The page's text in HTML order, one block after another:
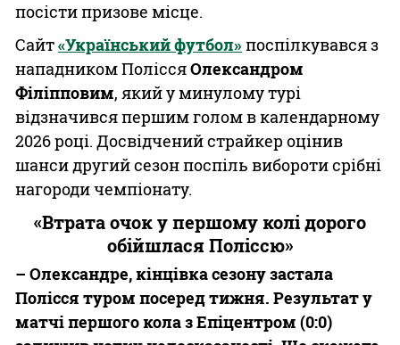
посісти призове місце.
Сайт«Український футбол»поспілкувався з
нападником ПоліссяОлександром
Філіпповим, який у минулому турі
відзначився першим голом в календарному
2026 році. Досвідчений страйкер оцінив
шанси другий сезон поспіль вибороти срібні
нагороди чемпіонату.
«Втрата очок у першому колі дорого
обійшлася Поліссю»
– Олександре, кінцівка сезону застала
Полісся туром посеред тижня. Результат у
матчі першого кола з Епіцентром (0:0)